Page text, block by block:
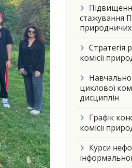
стажування
Стратегія
комісії
циклової
дисциплін
Графік
комісії
Курси